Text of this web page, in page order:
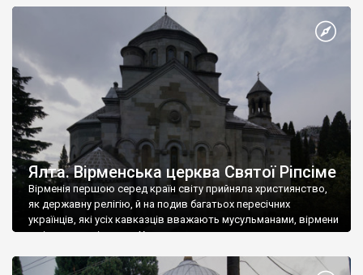
Херсонесі Володимир-язичник, став Василем-християнином.
А потім було Хрещення Русі. На честь Херсонесу Таврійського
Ялта. Вірменська церква Святої Ріпсіме
Вірменія першою серед країн світу прийняла християнство,
як державну релігію, й на подив багатьох пересічних
українців, які усіх кавказців вважають мусульманами, вірмени
є відданими вірянами Христа